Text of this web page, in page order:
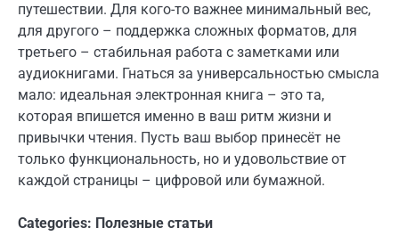
путешествии. Для кого-то важнее минимальный вес,
для другого – поддержка сложных форматов, для
третьего – стабильная работа с заметками или
аудиокнигами. Гнаться за универсальностью смысла
мало: идеальная электронная книга – это та,
которая впишется именно в ваш ритм жизни и
привычки чтения. Пусть ваш выбор принесёт не
только функциональность, но и удовольствие от
каждой страницы – цифровой или бумажной.
Categories: Полезные статьи